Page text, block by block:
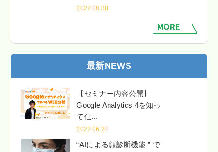
2022.08.30
最新NEWS
【セミナー内容公開】
Google Analytics 4を知っ
て仕...
2022.06.24
“AIによる顔診断機能 ” で